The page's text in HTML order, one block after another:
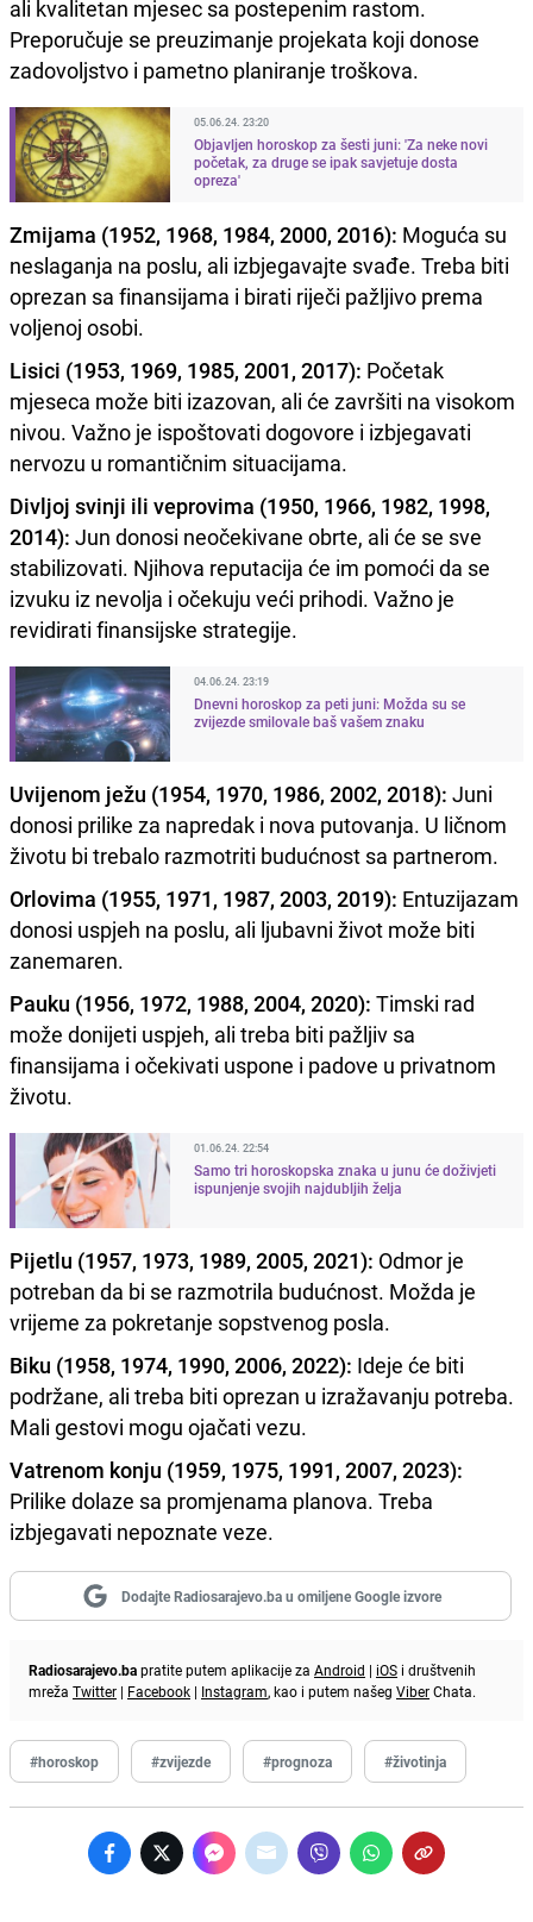
ali kvalitetan mjesec sa postepenim rastom.
Preporučuje se preuzimanje projekata koji donose
zadovoljstvo i pametno planiranje troškova.
05.06.24. 23:20
Objavljen horoskop za šesti juni: 'Za neke novi
početak, za druge se ipak savjetuje dosta
opreza'
Zmijama (1952, 1968, 1984, 2000, 2016): Moguća su
neslaganja na poslu, ali izbjegavajte svađe. Treba biti
oprezan sa finansijama i birati riječi pažljivo prema
voljenoj osobi.
Lisici (1953, 1969, 1985, 2001, 2017): Početak
mjeseca može biti izazovan, ali će završiti na visokom
nivou. Važno je ispoštovati dogovore i izbjegavati
nervozu u romantičnim situacijama.
Divljoj svinji ili veprovima (1950, 1966, 1982, 1998,
2014): Jun donosi neočekivane obrte, ali će se sve
stabilizovati. Njihova reputacija će im pomoći da se
izvuku iz nevolja i očekuju veći prihodi. Važno je
revidirati finansijske strategije.
04.06.24. 23:19
Dnevni horoskop za peti juni: Možda su se
zvijezde smilovale baš vašem znaku
Uvijenom ježu (1954, 1970, 1986, 2002, 2018): Juni
donosi prilike za napredak i nova putovanja. U ličnom
životu bi trebalo razmotriti budućnost sa partnerom.
Orlovima (1955, 1971, 1987, 2003, 2019): Entuzijazam
donosi uspjeh na poslu, ali ljubavni život može biti
zanemaren.
Pauku (1956, 1972, 1988, 2004, 2020): Timski rad
može donijeti uspjeh, ali treba biti pažljiv sa
finansijama i očekivati uspone i padove u privatnom
životu.
01.06.24. 22:54
Samo tri horoskopska znaka u junu će doživjeti
ispunjenje svojih najdubljih želja
Pijetlu (1957, 1973, 1989, 2005, 2021): Odmor je
potreban da bi se razmotrila budućnost. Možda je
vrijeme za pokretanje sopstvenog posla.
Biku (1958, 1974, 1990, 2006, 2022): Ideje će biti
podržane, ali treba biti oprezan u izražavanju potreba.
Mali gestovi mogu ojačati vezu.
Vatrenom konju (1959, 1975, 1991, 2007, 2023):
Prilike dolaze sa promjenama planova. Treba
izbjegavati nepoznate veze.
Dodajte Radiosarajevo.ba u omiljene Google izvore
Radiosarajevo.bapratite putem aplikacije za Android | iOS i društvenih
mreža Twitter | Facebook | Instagram, kao i putem našeg ViberChata.
#horoskop #zvijezde #prognoza #životinja